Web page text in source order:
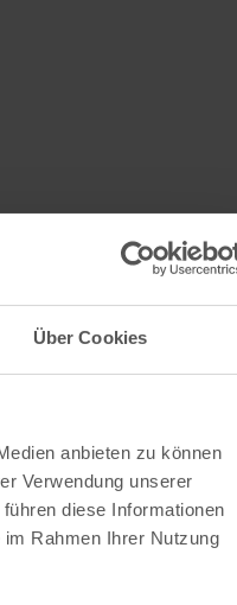
Über Cookies
anbieten zu können
Verwendung unserer
diese Informationen
Rahmen Ihrer Nutzung